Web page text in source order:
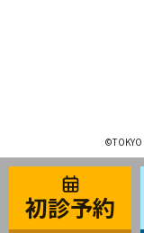
©TOKYO
初診予約